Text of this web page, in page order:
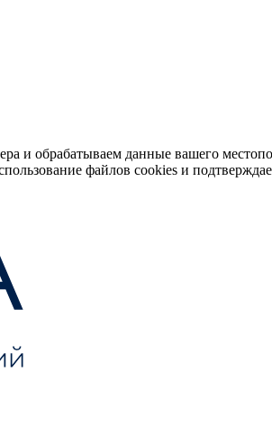
и обрабатываем данные вашего
файлов cookies и